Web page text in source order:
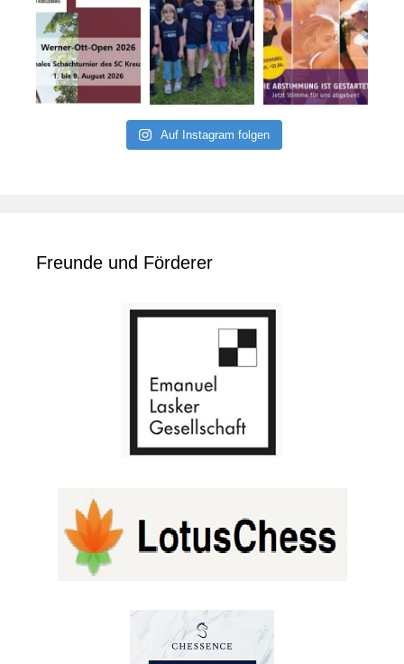
Auf Instagram folgen
Freunde und Förderer